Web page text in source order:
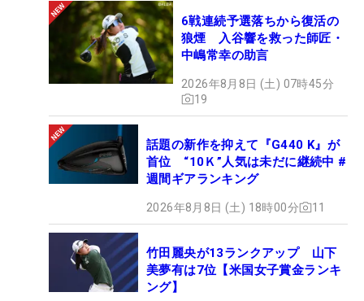
6戦連続予選落ちから復活の
狼煙 入谷響を救った師匠・
中嶋常幸の助言
2026年8月8日 (土) 07時45分
19
話題の新作を抑えて『G440 K』が
首位 “10Ｋ”人気は未だに継続中 #
週間ギアランキング
2026年8月8日 (土) 18時00分 11
竹田麗央が13ランクアップ 山下
美夢有は7位【米国女子賞金ランキ
ング】